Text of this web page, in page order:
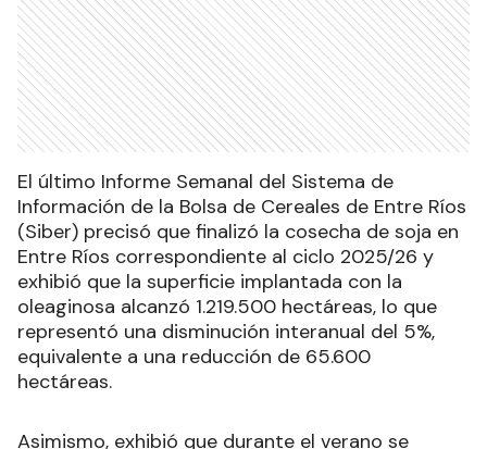
El último Informe Semanal del Sistema de
Información de la Bolsa de Cereales de Entre Ríos
(Siber) precisó que finalizó la cosecha de soja en
Entre Ríos correspondiente al ciclo 2025/26 y
exhibió que la superficie implantada con la
oleaginosa alcanzó 1.219.500 hectáreas, lo que
representó una disminución interanual del 5%,
equivalente a una reducción de 65.600
hectáreas.
Asimismo, exhibió que durante el verano se